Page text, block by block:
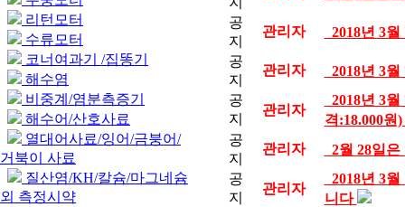
리턴모터
수류모터
코너여과기 /집똥기
해수염
비중계/염분측증기
해수어/산호사료
열대어사료/잉어/금붕어/
거북이 사료
질산염/KH/칼슘/마그네슘
외 측정시약
공
지
관리자
2018년 3
공
지
관리자
2018년 3
공
지
관리자
2018년 3
격:18.000원)
공
지
관리자
2월 28일
공
지
관리자
2018년 3
니다